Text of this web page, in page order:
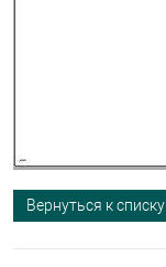
Вернуться к списку